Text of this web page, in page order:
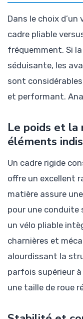
Dans le choix
cadre pliable
fréquemment. Si
séduisante, les
sont
et performant.
Le poids et la
éléments
Un cadre rigide
offre un excellent
matière assure
pour une conduite
un vélo pliable
charnières et
alourdissant la
parfois supérieur à
une taille de roue